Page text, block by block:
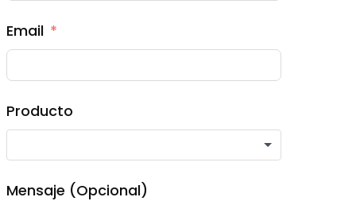
Email
Producto
Mensaje (Opcional)